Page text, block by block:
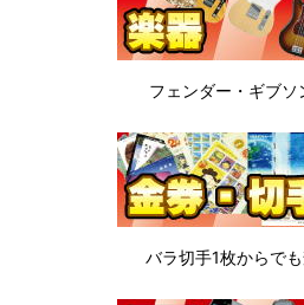
フェンダー・ギブソ
バラ切手1枚からで